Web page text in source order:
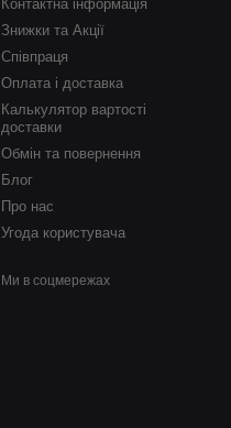
Контактна інформація
Знижки та Акції
Співпраця
Оплата і доставка
Калькулятор вартості
доставки
Обмін та повернення
Блог
Про нас
Угода користувача
Ми в соцмережах